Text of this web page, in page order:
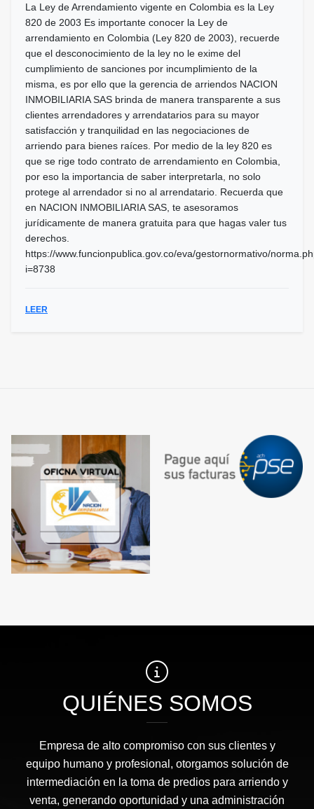
La Ley de Arrendamiento vigente en Colombia es la Ley
820 de 2003 Es importante conocer la Ley de
arrendamiento en Colombia (Ley 820 de 2003), recuerde
que el desconocimiento de la ley no le exime del
cumplimiento de sanciones por incumplimiento de la
misma, es por ello que la gerencia de arriendos NACION
INMOBILIARIA SAS brinda de manera transparente a sus
clientes arrendadores y arrendatarios para su mayor
satisfacción y tranquilidad en las negociaciones de
arriendo para bienes raíces. Por medio de la ley 820 es
que se rige todo contrato de arrendamiento en Colombia,
por eso la importancia de saber interpretarla, no solo
protege al arrendador si no al arrendatario. Recuerda que
en NACION INMOBILIARIA SAS, te asesoramos
jurídicamente de manera gratuita para que hagas valer tus
derechos.
https://www.funcionpublica.gov.co/eva/gestornormativo/
i=8738
LEER
QUIÉNES SOMOS
Empresa de alto compromiso con sus clientes y
equipo humano y profesional, otorgamos solución de
intermediación en la toma de predios para arriendo y
venta, generando oportunidad y una administración